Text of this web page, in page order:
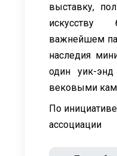
выставку,
важнейшем
наследия
один уик-
вековыми
По инициативе
ассоциации